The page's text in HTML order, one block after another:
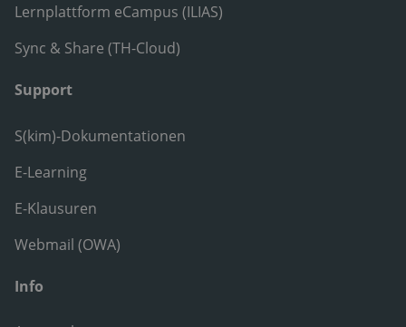
Lernplattform eCampus (ILIAS)
Sync & Share (TH-Cloud)
Support
S(kim)-Dokumentationen
E-Learning
E-Klausuren
Webmail (OWA)
Info